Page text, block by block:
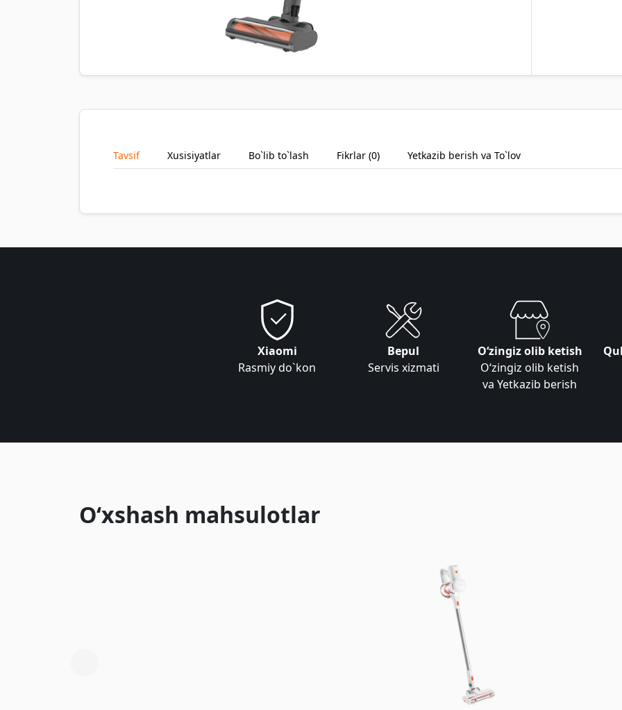
Tavsif Xusisiyatlar Bo`lib to`lash Fikrlar (0) Yetkazib berish va To`lov
Xiaomi
Rasmiy do`kon
Bepul
Servis xizmati
Oʻzingiz olib ketish
Oʻzingiz olib ketish
va Yetkazib berish
O‘xshash mahsulotlar